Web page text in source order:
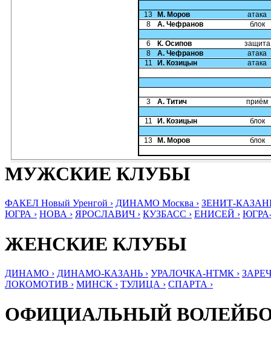
13 М. Моров
атака
8
А. Чефранов блок
6 К. Осипов
защита
8
А. Чефранов
атака
11
И. Козицын атака
3 А. Титич приём
11 И. Козицын блок
13 М. Моров блок
МУЖСКИЕ КЛУБЫ
ФАКЕЛ Новый Уренгой › ДИНАМО Москва › ЗЕНИТ-
ЮГРА › НОВА › ЯРОСЛАВИЧ › КУЗБАСС › ЕНИСЕЙ ›
ЖЕНСКИЕ КЛУБЫ
ДИНАМО › ДИНАМО-КАЗАНЬ › УРАЛОЧКА-НТМК ›
ЛОКОМОТИВ › МИНСК › ТУЛИЦА › СПАРТА ›
ОФИЦИАЛЬНЫЙ